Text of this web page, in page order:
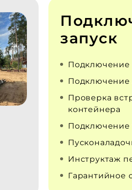
запуск
Проверка
контейнера
Подключение
Инструктаж
Гарантийное